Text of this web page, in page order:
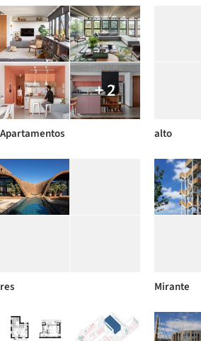
+ 2
Apartamentos alto
res Mirante